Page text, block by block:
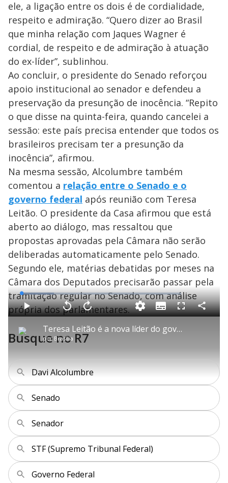
ele, a ligação entre os dois é de cordialidade,
respeito e admiração. “Quero dizer ao Brasil
que minha relação com Jaques Wagner é
cordial, de respeito e de admiração à atuação
do ex-líder”, sublinhou.
Ao concluir, o presidente do Senado reforçou
apoio institucional ao senador e defendeu a
preservação da presunção de inocência. “Repito
o que disse na quinta-feira, quando cancelei a
sessão: este país precisa entender que todos os
brasileiros precisam ter a presunção da
inocência”, afirmou.
Na mesma sessão, Alcolumbre também
comentou a relação entre o Senado e o
governo federal após reunião com Teresa
Leitão. O presidente da Casa afirmou que está
aberto ao diálogo, mas ressaltou que
propostas aprovadas pela Câmara não serão
deliberadas automaticamente pelo Senado.
Segundo ele, matérias debatidas por meses na
Câmara dos Deputados precisarão passar pela
tramitação regular no Senado, com análise
própria dos parlamentares.
P
l
a
y
V
Teresa Leitão é a nova líder do governo no Senado
por Brasília
P V
t
a
r
1
u
n
o
A
a
n
ç
a
g
u
d
u
o
L
o
a
d
e
0
.
S
u
b
t
F
l
C
o
Busque no R7
Davi Alcolumbre
Senado
Senador
STF (Supremo Tribunal Federal)
Governo Federal